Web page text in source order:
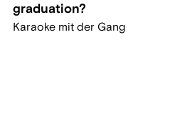
graduation?
Karaoke mit der Gang